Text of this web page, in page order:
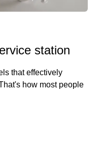
station
that effectively
how most people